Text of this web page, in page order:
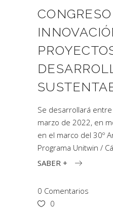
CONGRESO
Se desarrollará
marzo de 2022, en
en el marco del 30º
Programa Unitwin /
SABER +
0 Comentarios
0